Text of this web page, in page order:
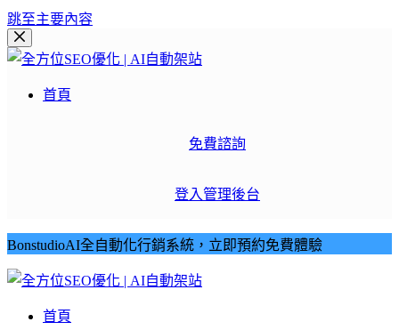
跳至主要內容
首頁
免費諮詢
登入管理後台
BonstudioAI全自動化行銷系統，立即預約免費體驗
首頁